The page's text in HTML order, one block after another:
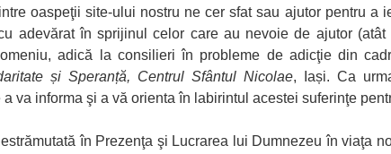
oaspeţii site-ului nostru ne cer sfat sau ajutor pentru
adevărat în sprijinul celor care au nevoie de ajutor
adică la consilieri în probleme de adicţie din
și Speranță, Centrul Sfântul Nicolae, Iași. Ca
va informa şi a vă orienta în labirintul acestei suferinţe
în Prezenţa şi Lucrarea lui Dumnezeu în viaţa